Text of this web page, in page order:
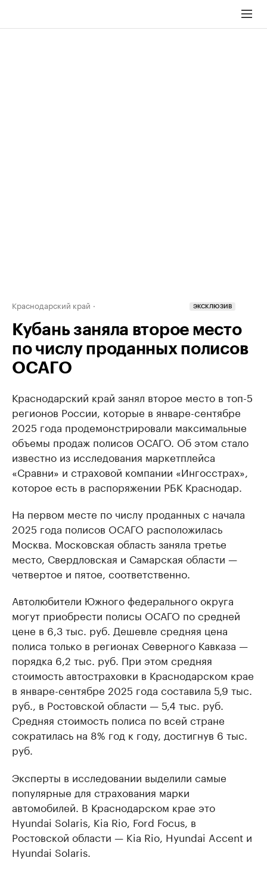
Краснодарский край ЭКСКЛЮЗИВ
Кубань заняла второе место
по числу проданных полисов
ОСАГО
Краснодарский край занял второе место в топ-5
регионов России, которые в январе-сентябре
2025 года продемонстрировали максимальные
объемы продаж полисов ОСАГО. Об этом стало
известно из исследования маркетплейса
«Сравни» и страховой компании «Ингосстрах»,
которое есть в распоряжении РБК Краснодар.
На первом месте по числу проданных с начала
2025 года полисов ОСАГО расположилась
Москва. Московская область заняла третье
место, Свердловская и Самарская области —
четвертое и пятое, соответственно.
Автолюбители Южного федерального округа
могут приобрести полисы ОСАГО по средней
цене в 6,3 тыс. руб. Дешевле средняя цена
полиса только в регионах Северного Кавказа —
порядка 6,2 тыс. руб. При этом средняя
стоимость автостраховки в Краснодарском крае
в январе-сентябре 2025 года составила 5,9 тыс.
руб., в Ростовской области — 5,4 тыс. руб.
Средняя стоимость полиса по всей стране
сократилась на 8% год к году, достигнув 6 тыс.
руб.
Эксперты в исследовании выделили самые
популярные для страхования марки
автомобилей. В Краснодарском крае это
Hyundai Solaris, Kia Rio, Ford Focus, в
Ростовской области — Kia Rio, Hyundai Accent и
Hyundai Solaris.